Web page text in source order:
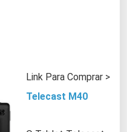
Link Para Comprar >
Telecast M40